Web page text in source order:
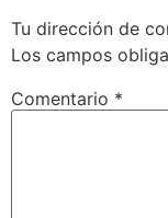
Tu dirección de
Los campos
Comentario *